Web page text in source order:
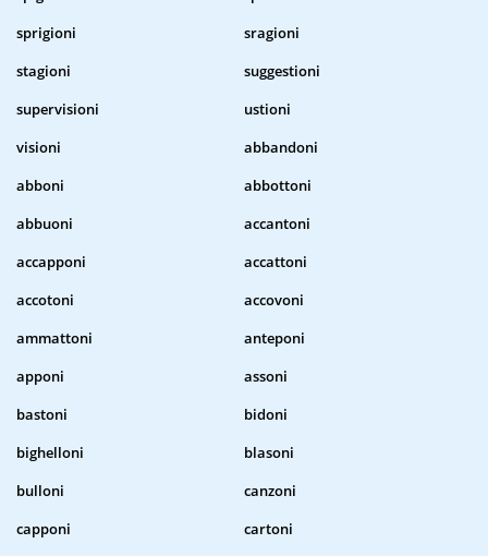
sprigioni
sragioni
stagioni
suggestioni
supervisioni
ustioni
visioni
abbandoni
abboni
abbottoni
abbuoni
accantoni
accapponi
accattoni
accotoni
accovoni
ammattoni
anteponi
apponi
assoni
bastoni
bidoni
bighelloni
blasoni
bulloni
canzoni
capponi
cartoni